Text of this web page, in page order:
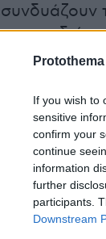
Protothema
If you wish to
sensitive
confirm your
continue
information
further
participants.
Downstream
συνδυάζουν
με την